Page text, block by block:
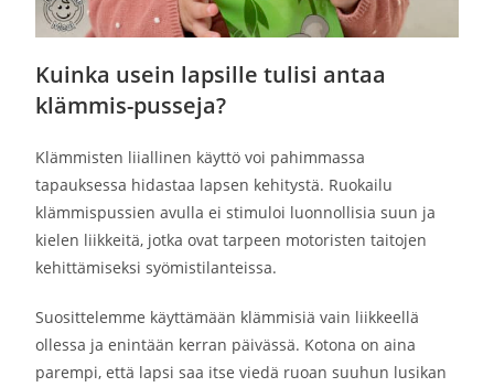
Kuinka usein lapsille tulisi antaa
klämmis-pusseja?
Klämmisten liiallinen käyttö voi pahimmassa
tapauksessa hidastaa lapsen kehitystä. Ruokailu
klämmispussien avulla ei stimuloi luonnollisia suun ja
kielen liikkeitä, jotka ovat tarpeen motoristen taitojen
kehittämiseksi syömistilanteissa.
Suosittelemme käyttämään klämmisiä vain liikkeellä
ollessa ja enintään kerran päivässä. Kotona on aina
parempi, että lapsi saa itse viedä ruoan suuhun lusikan